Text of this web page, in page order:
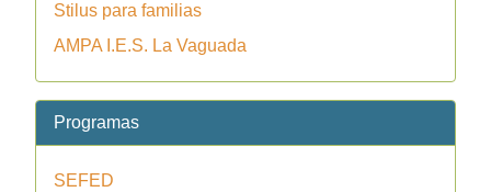
Stilus para familias
AMPA I.E.S. La Vaguada
Programas
SEFED